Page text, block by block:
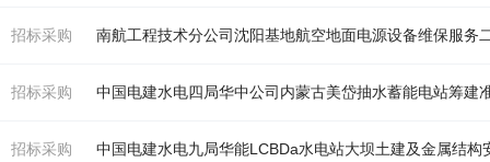
招标采购 南航工程技术分公司沈阳基地航空地面电源设备维保服务
招标采购
招标采购